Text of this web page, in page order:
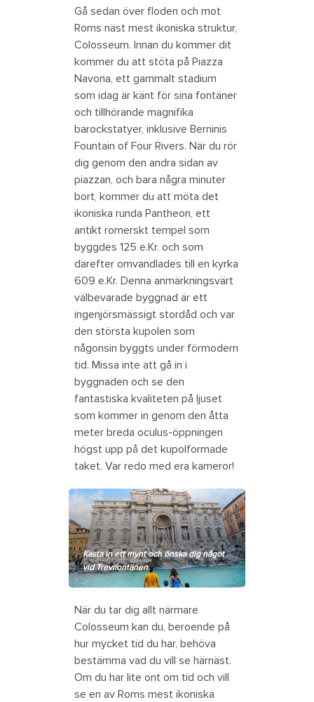
Gå sedan över floden och mot
Roms näst mest ikoniska struktur,
Colosseum. Innan du kommer dit
kommer du att stöta på Piazza
Navona, ett gammalt stadium
som idag är känt för sina fontäner
och tillhörande magnifika
barockstatyer, inklusive Berninis
Fountain of Four Rivers. När du rör
dig genom den andra sidan av
piazzan, och bara några minuter
bort, kommer du att möta det
ikoniska runda Pantheon, ett
antikt romerskt tempel som
byggdes 125 e.Kr. och som
därefter omvandlades till en kyrka
609 e.Kr. Denna anmärkningsvärt
välbevarade byggnad är ett
ingenjörsmässigt stordåd och var
den största kupolen som
någonsin byggts under förmodern
tid. Missa inte att gå in i
byggnaden och se den
fantastiska kvaliteten på ljuset
som kommer in genom den åtta
meter breda oculus-öppningen
högst upp på det kupolformade
taket. Var redo med era kameror!
Kasta in ett mynt och önska dig något
vid Trevifontänen.
När du tar dig allt närmare
Colosseum kan du, beroende på
hur mycket tid du har, behöva
bestämma vad du vill se härnäst.
Om du har lite ont om tid och vill
se en av Roms mest ikoniska